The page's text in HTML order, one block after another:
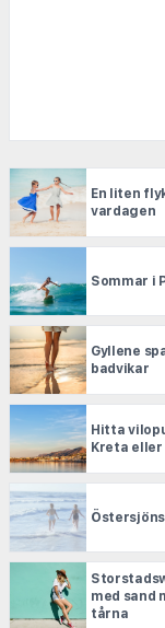
En liten
vardagen
Sommar i
Gyllene
badvikar
Hitta
Kreta eller
med sand
tårna